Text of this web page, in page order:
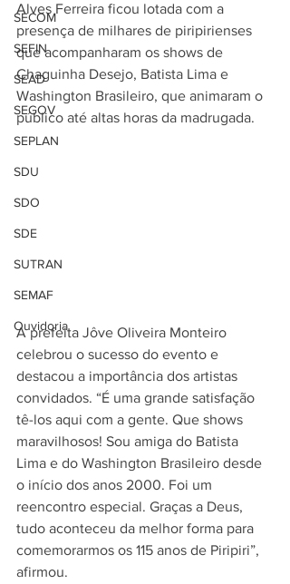
SECOM
SEFIN
SEAD
SEGOV
SEPLAN
SDU
SDO
SDE
SUTRAN
SEMAF
Ouvidoria
Alves Ferreira ficou lotada com a
presença de milhares de piripirienses
que acompanharam os shows de
Chaguinha Desejo, Batista Lima e
Washington Brasileiro, que animaram o
público até altas horas da madrugada.
A prefeita Jôve Oliveira Monteiro
celebrou o sucesso do evento e
destacou a importância dos artistas
convidados. “É uma grande satisfação
tê-los aqui com a gente. Que shows
maravilhosos! Sou amiga do Batista
Lima e do Washington Brasileiro desde
o início dos anos 2000. Foi um
reencontro especial. Graças a Deus,
tudo aconteceu da melhor forma para
comemorarmos os 115 anos de Piripiri”,
afirmou.